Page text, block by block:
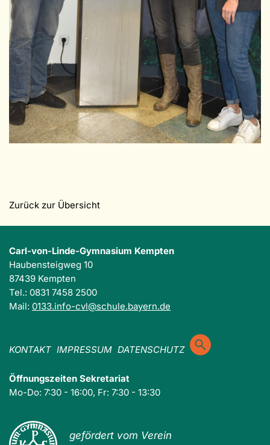
Zurück zur Übersicht
Carl-von-Linde-Gymnasium Kempten
Haubensteigweg 10
87439 Kempten
Tel.: 0831 7458 2500
Mail: 0133.info-cvl@schule.bayern.de
KONTAKT IMPRESSUM DATENSCHUTZ
Öffnungszeiten Sekretariat
Mo-Do: 7:30 - 16:00, Fr: 7:30 - 13:30
gefördert vom Verein